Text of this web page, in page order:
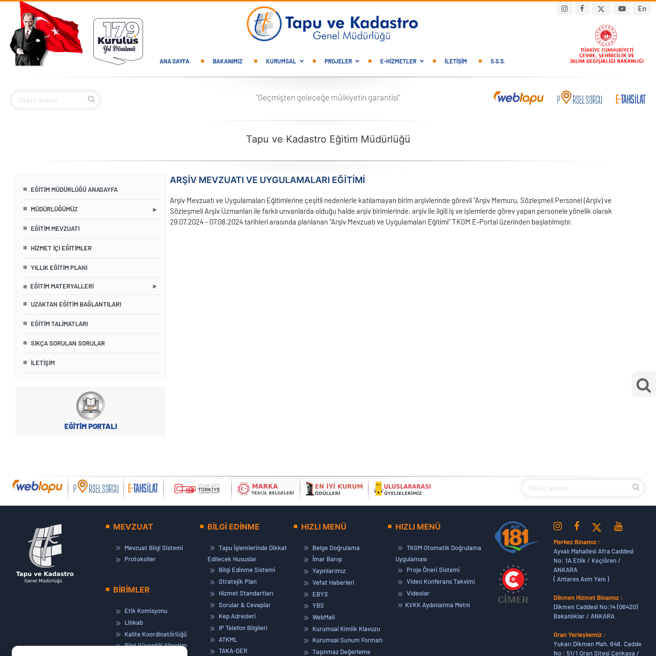
Ana içeriğe atla En
Main navigation
ANA SAYFA BAKANIMIZ KURUMSAL PROJELER E-HİZMETLER İLETIŞIM S.S.S.
"Geçmişten geleceğe mülkiyetin garantisi"
Tapu ve Kadastro Eğitim Müdürlüğü
EĞITIM MÜDÜRLÜĞÜ ANASAYFA
MÜDÜRLÜĞÜMÜZ
EĞITIM MEVZUATI
HIZMET İÇI EĞITIMLER
YILLIK EĞITIM PLANI
EĞITIM MATERYALLERI
UZAKTAN EĞITIM BAĞLANTILARI
EĞİTİM TALİMATLARI
SIKÇA SORULAN SORULAR
İLETIŞIM
EĞİTİM PORTALI
ARŞIV MEVZUATI VE UYGULAMALARI EĞITIMI
Arşiv Mevzuatı ve Uygulamaları Eğitimlerine çeşitli nedenlerle katılamayan birim arşivlerinde görevli "Arşiv Memuru, Sözleşmeli Personel (Arşiv) ve
Sözleşmeli Arşiv Uzmanları ile farklı unvanlarda olduğu halde arşiv birimlerinde, arşiv ile ilgili iş ve işlemlerde görev yapan personele yönelik olarak
29.07.2024 - 07.08.2024 tarihleri arasında planlanan "Arşiv Mevzuatı ve Uygulamaları Eğitimi" TKGM E-Portal üzerinden başlatılmıştır.
MEVZUAT
Mevzuat Bilgi Sistemi
Protokoller
BİRİMLER
Etik Komisyonu
Lihkab
Kalite Koordinatörlüğü
Bilgi Güvenliği Yönetim
BİLGİ EDİNME
Tapu İşlemlerinde Dikkat
Edilecek Hususlar
Bilgi Edinme Sistemi
Stratejik Plan
Hizmet Standartları
Sorular & Cevaplar
Kep Adresleri
IP Telefon Bilgileri
ATKML
TAKA-DER
HIZLI MENÜ
Belge Doğrulama
İmar Barışı
Yayınlarımız
Vefat Haberleri
EBYS
YBS
WebMail
Kurumsal Kimlik Klavuzu
Kurumsal Sunum Formatı
Taşınmaz Değerleme
HIZLI MENÜ
TKGM Otomatik Doğrulama
Uygulaması
Proje Öneri Sistemi
Video Konferans Takvimi
Videolar
KVKK Aydınlatma Metni
Merkez Binamız :
Ayvalı Mahallesi Afra Caddesi
No: 1A Etlik / Keçiören /
ANKARA
( Antares Avm Yanı )
Dikmen Hizmet Binamız :
Dikmen Caddesi No:14 (06420)
Bakanlıklar / ANKARA
Oran Yerleşkemiz :
Yukarı Dikmen Mah. 648. Cadde
No : 51/1 Oran Sitesi Çankaya /